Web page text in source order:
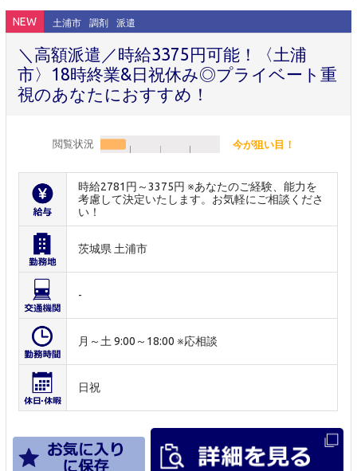
NEW 土浦市 調剤 派遣
＼高額派遣／時給3375円可能！〈土浦
市〉18時終業&日祝休み◎プライベート重
視のあなたにおすすめ！
閲覧状況 今が狙い目！
時給2781円～3375円 ※あなたのご経験、能力を
考慮して決定いたします。お気軽にご相談くださ
い！
茨城県 土浦市
-
月～土 9:00～18:00 ※応相談
日祝